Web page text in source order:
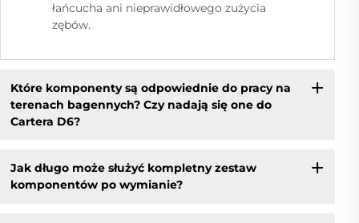
łańcucha ani nieprawidłowego zużycia
zębów.
Które komponenty są odpowiednie do pracy na
terenach bagennych? Czy nadają się one do
Cartera D6?
Jak długo może służyć kompletny zestaw
komponentów po wymianie?